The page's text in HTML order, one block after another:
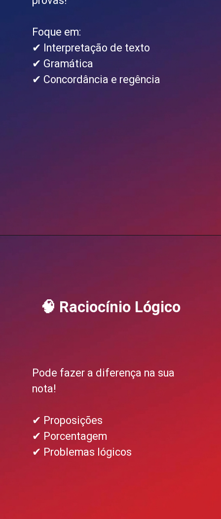
Foque em:
✔ Interpretação de texto
✔ Gramática
✔ Concordância e regência
🧠 Raciocínio Lógico
Pode fazer a diferença na sua
nota!
✔ Proposições
✔ Porcentagem
✔ Problemas lógicos